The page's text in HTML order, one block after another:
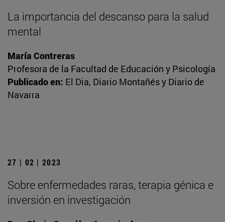
La importancia del descanso para la salud
mental
María Contreras
Profesora de la Facultad de Educación y Psicología
Publicado en: El Dia, Diario Montañés y Diario de
Navarra
27 | 02 | 2023
Sobre enfermedades raras, terapia génica e
inversión en investigación